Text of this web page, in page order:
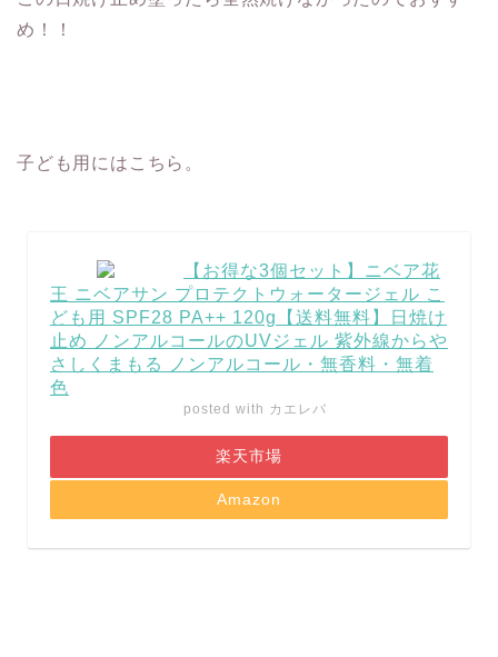
め！！
子ども用にはこちら。
【お得な3個セット】ニベア花
王 ニベアサン プロテクトウォータージェル こ
ども用 SPF28 PA++ 120g【送料無料】日焼け
止め ノンアルコールのUVジェル 紫外線からや
さしくまもる ノンアルコール・無香料・無着
色
posted with カエレバ
楽天市場
Amazon